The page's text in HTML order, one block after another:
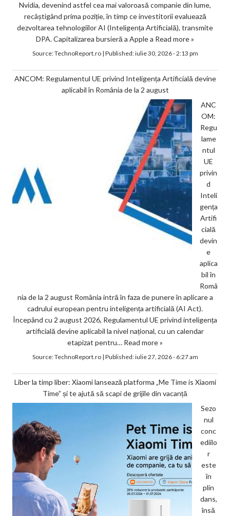
Nvidia, devenind astfel cea mai valoroasă companie din lume,
recâștigând prima poziție, în timp ce investitorii evaluează
dezvoltarea tehnologiilor AI (Inteligența Artificială), transmite
DPA. Capitalizarea bursieră a Apple a Read more »
Source:TechnoReport.ro| Published:iulie 30, 2026 - 2:13 pm
ANCOM: Regulamentul UE privind Inteligența Artificială devine
aplicabil în România de la 2 august
ANC
OM:
Regu
lame
ntul
UE
privin
d
Inteli
gența
Artifi
cială
devin
e
aplica
bil în
Româ
nia de la 2 august România intră în faza de punere în aplicare a
cadrului european pentru inteligența artificială (AI Act).
Începând cu 2 august 2026, Regulamentul UE privind inteligența
artificială devine aplicabil la nivel național, cu un calendar
etapizat pentru… Read more »
Source:TechnoReport.ro| Published:iulie 27, 2026 - 6:27 am
Liber la timp liber: Xiaomi lansează platforma „Me Time is Xiaomi
Time” și te ajută să scapi de grijile din vacanță
Sezo
nul
conc
ediilo
r
este
în
plin
dans,
însă